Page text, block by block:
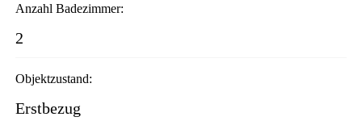
Anzahl Badezimmer:
2
Objektzustand:
Erstbezug